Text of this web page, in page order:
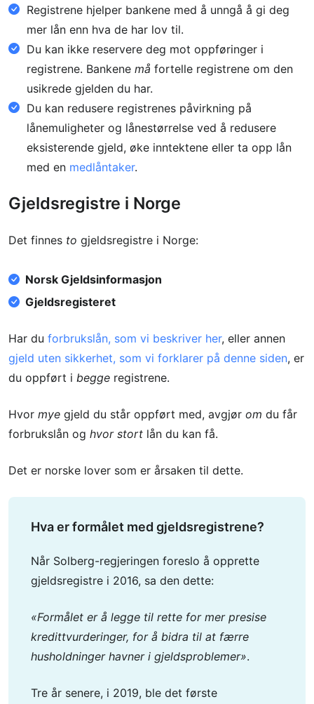
Registrene hjelper bankene med å unngå å gi deg
mer lån enn hva de har lov til.
Du kan ikke reservere deg mot oppføringer i
registrene. Bankene må fortelle registrene om den
usikrede gjelden du har.
Du kan redusere registrenes påvirkning på
lånemuligheter og lånestørrelse ved å redusere
eksisterende gjeld, øke inntektene eller ta opp lån
med en medlåntaker.
Gjeldsregistre i Norge
Det finnes to gjeldsregistre i Norge:
Norsk Gjeldsinformasjon
Gjeldsregisteret
Har du forbrukslån, som vi beskriver her, eller annen
gjeld uten sikkerhet, som vi forklarer på denne siden, er
du oppført i begge registrene.
Hvor mye gjeld du står oppført med, avgjør om du får
forbrukslån og hvor stort lån du kan få.
Det er norske lover som er årsaken til dette.
Hva er formålet med gjeldsregistrene?
Når Solberg-regjeringen foreslo å opprette
gjeldsregistre i 2016, sa den dette:
«Formålet er å legge til rette for mer presise
kredittvurderinger, for å bidra til at færre
husholdninger havner i gjeldsproblemer».
Tre år senere, i 2019, ble det første